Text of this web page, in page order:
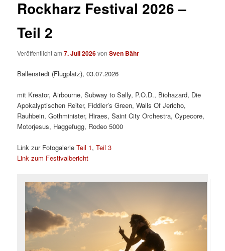
Rockharz Festival 2026 –
Teil 2
Veröffentlicht am7. Juli 2026vonSven Bähr
Ballenstedt (Flugplatz), 03.07.2026
mit Kreator, Airbourne, Subway to Sally, P.O.D., Biohazard, Die
Apokalyptischen Reiter, Fiddler’s Green, Walls Of Jericho,
Rauhbein, Gothminister, Hiraes, Saint City Orchestra, Cypecore,
Motorjesus, Haggefugg, Rodeo 5000
Link zur FotogalerieTeil 1,Teil 3
Link zum Festivalbericht